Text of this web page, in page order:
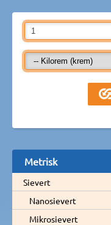
Metrisk
Sievert
Nanosievert
Mikrosievert